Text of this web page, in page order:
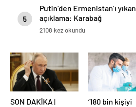
5
Putin’den Ermenistan’ı yıkan
açıklama: Karabağ
Azerbaycan’ın ayrılmaz bir
2108 kez okundu
SON DAKİKA |
‘180 bin kişiyi